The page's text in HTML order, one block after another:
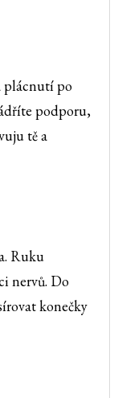
plácnutí po
podporu,
tě a
Ruku
nervů. Do
konečky